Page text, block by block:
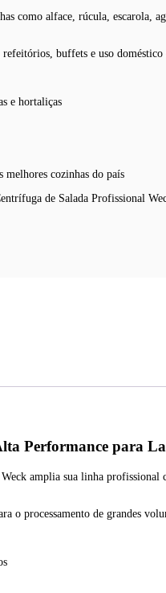
como alface, rúcula, escarola,
buffets e uso
e hortaliças
melhores cozinhas do país
de Salada Profissional
Performance para
amplia sua linha
o processamento de grandes